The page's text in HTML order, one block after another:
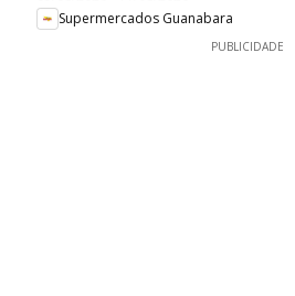
Supermercados Guanabara
PUBLICIDADE